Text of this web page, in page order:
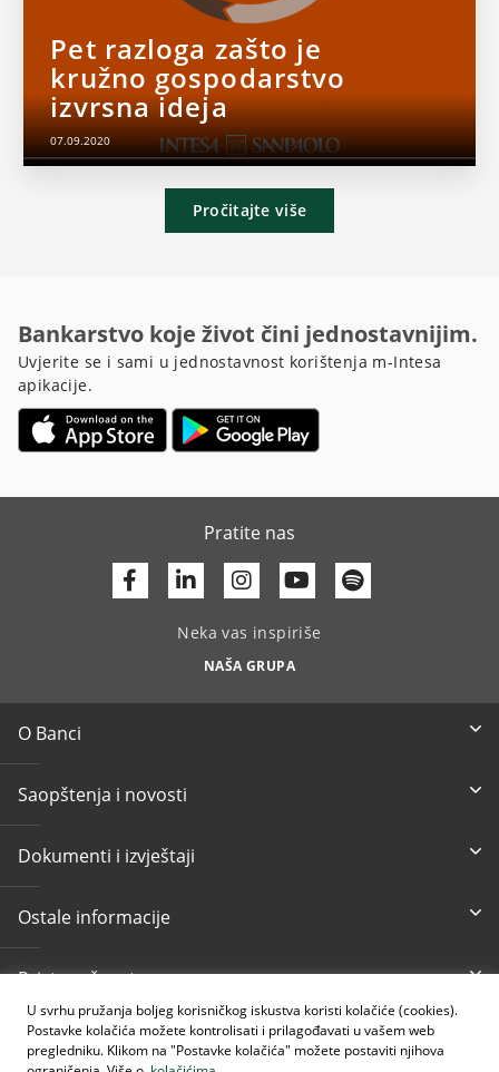
U svrhu pružanja boljeg korisničkog iskustva koristi kolačiće (cookies).
Postavke kolačića možete kontrolisati i prilagođavati u vašem web
pregledniku. Klikom na "Postavke kolačića" možete postaviti njihova
Pet razloga zašto je
kružno gospodarstvo
izvrsna ideja
07.09.2020
Pročitajte više
Bankarstvo koje život čini jednostavnijim.
Uvjerite se i sami u jednostavnost korištenja m-Intesa
apikacije.
Pratite nas
Facebook
Linkedin Youtube
Neka vas inspiriše
NAŠA GRUPA
O Banci
Saopštenja i novosti
Dokumenti i izvještaji
Ostale informacije
Pristupačnost
Besplatni info telefon
080 020 307
E-mail
info@intesasanpaolobanka.b